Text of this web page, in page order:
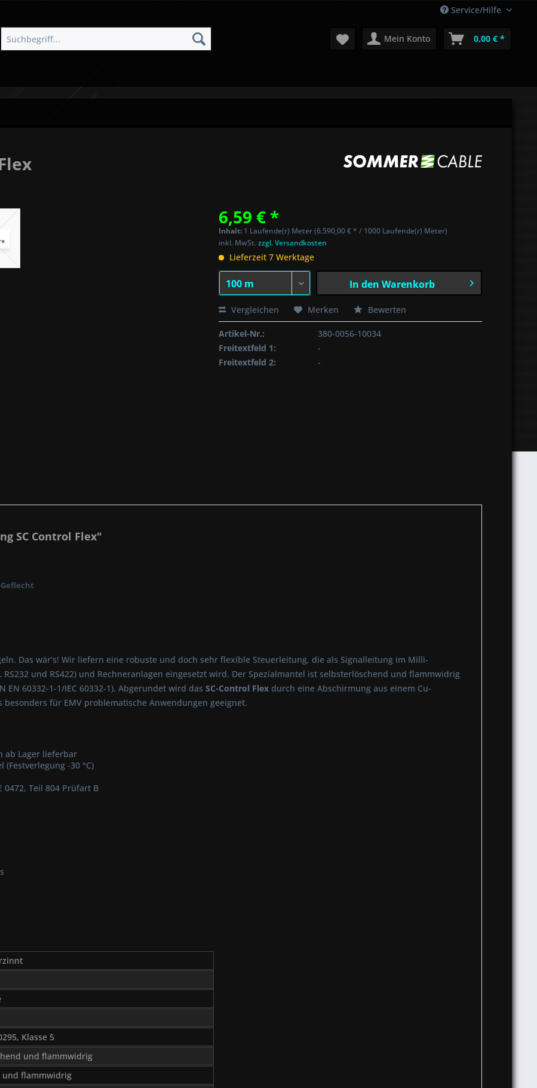
Service/Hilfe
Mein Konto 0,00 € *
6,59 € *
Inhalt: 1 Laufende(r) Meter (6.590,00 € * / 1000 Laufende(r) Meter)
inkl. MwSt.zzgl. Versandkosten
Lieferzeit 7 Werktage
In den Warenkorb
Vergleichen Merken Bewerten
Artikel-Nr.:
380-0056-10034
Freitextfeld 1:
-
Freitextfeld 2:
-
SC Control Flex"
Geflecht
Das wär‘s! Wir liefern eine robuste und doch sehr flexible Steuerleitung, die als Signalleitung im Milli-
und RS422) und Rechneranlagen eingesetzt wird. Der Spezialmantel ist selbsterlöschend und flammwidrig
EN 60332-1-1/IEC 60332-1). Abgerundet wird das SC-Control Flex durch eine Abschirmung aus einem Cu-
besonders für EMV problematische Anwendungen geeignet.
ab Lager lieferbar
-30 °C)
Teil 804 Prüfart B
Klasse 5
und flammwidrig
und flammwidrig